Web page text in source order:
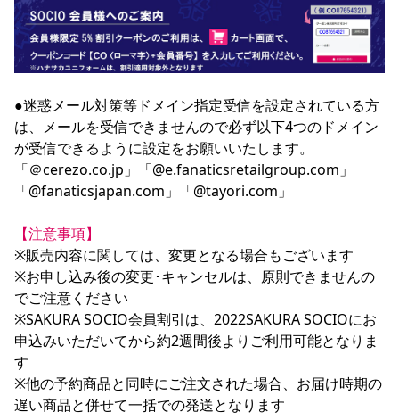
●迷惑メール対策等ドメイン指定受信を設定されている方
は、メールを受信できませんので必ず以下4つのドメイン
が受信できるように設定をお願いいたします。
「＠cerezo.co.jp」「@e.fanaticsretailgroup.com」
「@fanaticsjapan.com」「@tayori.com」
【注意事項】
※販売内容に関しては、変更となる場合もございます
※お申し込み後の変更･キャンセルは、原則できませんの
でご注意ください
※SAKURA SOCIO会員割引は、2022SAKURA SOCIOにお
申込みいただいてから約2週間後よりご利用可能となりま
す
※他の予約商品と同時にご注文された場合、お届け時期の
遅い商品と併せて一括での発送となります